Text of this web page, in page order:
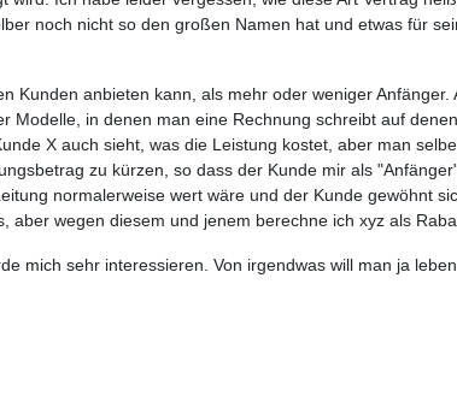
noch nicht so den großen Namen hat und etwas für
Kunden anbieten kann, als mehr oder weniger Anfänger.
in denen man eine Rechnung schreibt auf
X auch sieht, was die Leistung kostet, aber man
zu kürzen, so dass der Kunde mir als
normalerweise wert wäre und der Kunde gewöhnt
wegen diesem und jenem berechne ich xyz als
mich sehr interessieren. Von irgendwas will man ja